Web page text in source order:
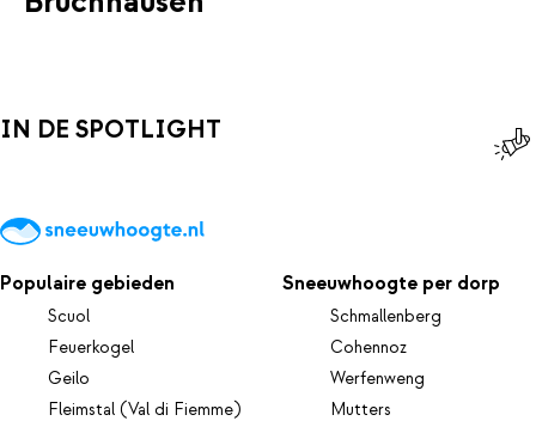
IN DE SPOTLIGHT
Populaire gebieden
Scuol
Feuerkogel
Geilo
Fleimstal (Val di Fiemme)
Sneeuwhoogte per dorp
Schmallenberg
Cohennoz
Werfenweng
Mutters